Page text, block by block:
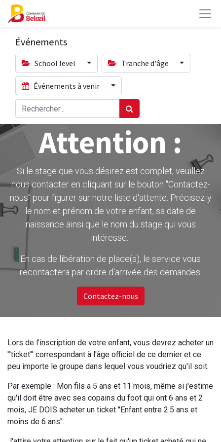
Événements
School level Tranche d'âge
Événements à venir
Attention :
Si le stage que vous désirez est complet, veuillez
nous contacter en cliquant sur le bouton ''Contactez-
nous" pour figurer sur notre liste d'attente. Précisez-y
le nom et prénom de votre enfant, sa date de
naissance ainsi que le nom du stage qui vous
intéresse.
En cas de libération de place(s), le service vous
recontactera par ordre d'arrivée des demandes.
Contactez-nous
Lors de l'inscription de votre enfant, vous devrez acheter un
'''ticket''' correspondant à l'âge officiel de ce dernier et ce
peu importe le groupe dans lequel vous voudriez qu'il soit.
Par exemple : Mon fils a 5 ans et 11 mois, même si j'estime
qu'il doit être avec ses copains du foot qui ont 6 ans et 2
mois, JE DOIS acheter un ticket ''Enfant entre 2.5 ans et
moins de 6 ans''.